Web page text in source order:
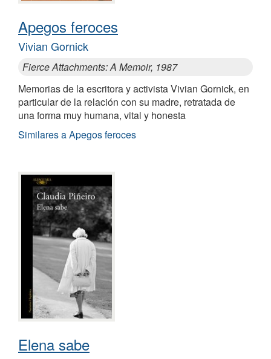
Apegos feroces
Vivian Gornick
Fierce Attachments: A Memoir, 1987
Memorias de la escritora y activista Vivian Gornick, en
particular de la relación con su madre, retratada de
una forma muy humana, vital y honesta
Similares a Apegos feroces
Elena sabe